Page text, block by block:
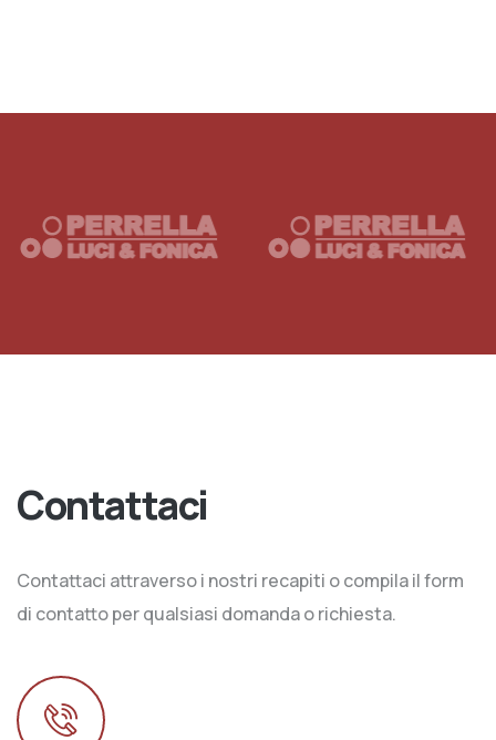
Contattaci
Contattaci attraverso i nostri recapiti o compila il form
di contatto per qualsiasi domanda o richiesta.